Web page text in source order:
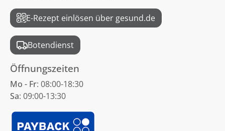
E-Rezept einlösen über gesund.de
Botendienst
Öffnungszeiten
Mo - Fr: 08:00-18:30
Sa: 09:00-13:30